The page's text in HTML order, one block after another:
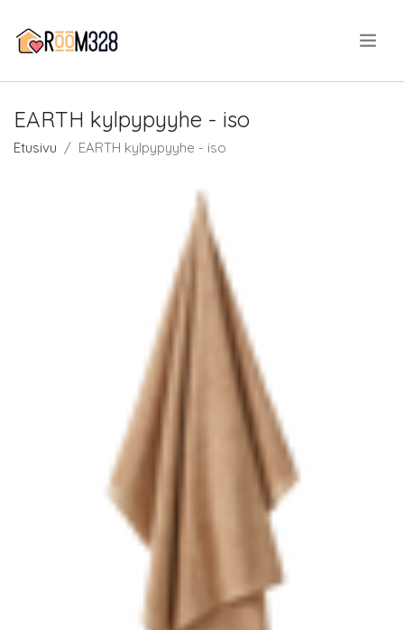
EARTH kylpypyyhe - iso
Etusivu EARTH kylpypyyhe - iso